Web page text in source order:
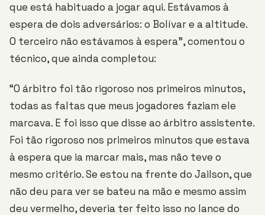
que está habituado a jogar aqui. Estávamos à
espera de dois adversários: o Bolívar e a altitude.
O terceiro não estávamos à espera”, comentou o
técnico, que ainda completou:
“O árbitro foi tão rigoroso nos primeiros minutos,
todas as faltas que meus jogadores faziam ele
marcava. E foi isso que disse ao árbitro assistente.
Foi tão rigoroso nos primeiros minutos que estava
à espera que ia marcar mais, mas não teve o
mesmo critério. Se estou na frente do Jailson, que
não deu para ver se bateu na mão e mesmo assim
deu vermelho, deveria ter feito isso no lance do